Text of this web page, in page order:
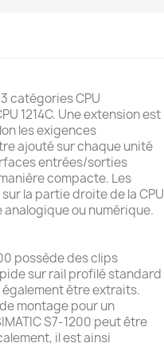
catégories CPU
1214C. Une extension est
les exigences
ajouté sur chaque unité
entrées/sorties
compacte. Les
la partie droite de la CPU
ou numérique.
possède des clips
sur rail profilé standard
également être extraits.
montage pour un
S7-1200 peut être
il est ainsi